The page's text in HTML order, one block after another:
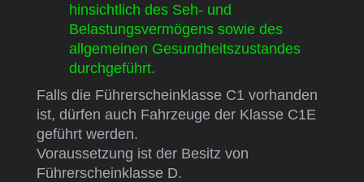
hinsichtlich des Seh- und
Belastungsvermögens sowie des
allgemeinen Gesundheitszustandes
durchgeführt.
Falls die Führerscheinklasse C1 vorhanden
ist, dürfen auch Fahrzeuge der Klasse C1E
geführt werden.
Voraussetzung ist der Besitz von
Führerscheinklasse D.